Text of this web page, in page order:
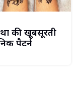
की खूबसूरती
पैटर्न